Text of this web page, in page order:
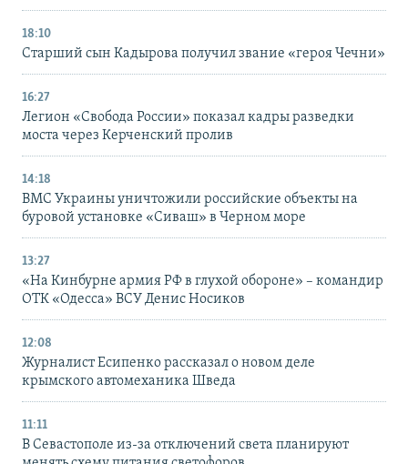
18:10
Старший сын Кадырова получил звание «героя Чечни»
16:27
Легион «Свобода России» показал кадры разведки
моста через Керченский пролив
14:18
ВМС Украины уничтожили российские объекты на
буровой установке «Сиваш» в Черном море
13:27
«На Кинбурне армия РФ в глухой обороне» – командир
ОТК «Одесса» ВСУ Денис Носиков
12:08
Журналист Есипенко рассказал о новом деле
крымского автомеханика Шведа
11:11
В Севастополе из-за отключений света планируют